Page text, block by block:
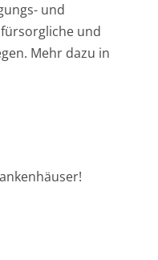
und
und
Mehr dazu in